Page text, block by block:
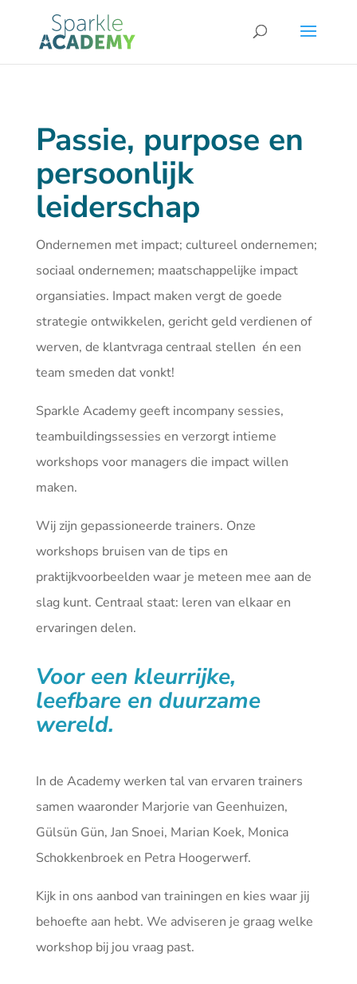
Passie, purpose en
persoonlijk
leiderschap
Ondernemen met impact; cultureel ondernemen;
sociaal ondernemen; maatschappelijke impact
organsiaties. Impact maken vergt de goede
strategie ontwikkelen, gericht geld verdienen of
werven, de klantvraga centraal stellen én een
team smeden dat vonkt!
Sparkle Academy geeft incompany sessies,
teambuildingssessies en verzorgt intieme
workshops voor managers die impact willen
maken.
Wij zijn gepassioneerde trainers. Onze
workshops bruisen van de tips en
praktijkvoorbeelden waar je meteen mee aan de
slag kunt. Centraal staat: leren van elkaar en
ervaringen delen.
Voor een kleurrijke,
leefbare en duurzame
wereld.
In de Academy werken tal van ervaren trainers
samen waaronder Marjorie van Geenhuizen,
Gülsün Gün, Jan Snoei, Marian Koek, Monica
Schokkenbroek en Petra Hoogerwerf.
Kijk in ons aanbod van trainingen en kies waar jij
behoefte aan hebt. We adviseren je graag welke
workshop bij jou vraag past.